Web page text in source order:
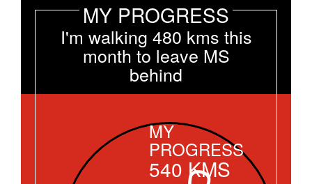
MY PROGRESS
I'm walking 480 kms this
month to leave MS
behind
MY
PROGRESS
540 KMS